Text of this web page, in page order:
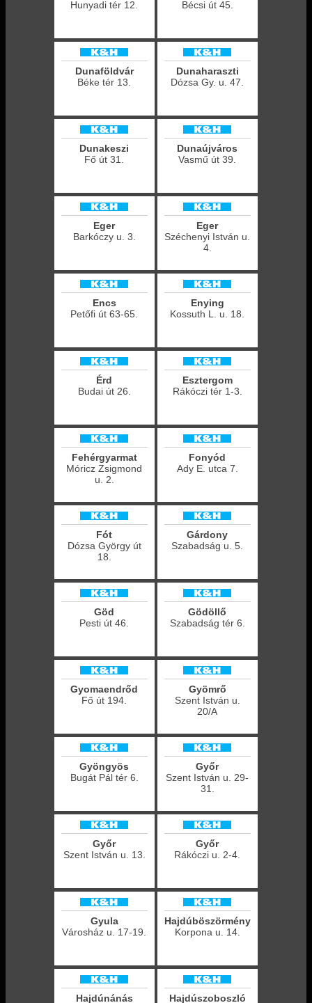
Hunyadi tér 12.
Bécsi út 45.
Dunaföldvár
Béke tér 13.
Dunaharaszti
Dózsa Gy. u. 47.
Dunakeszi
Fő út 31.
Dunaújváros
Vasmű út 39.
Eger
Barkóczy u. 3.
Eger
Széchenyi István u.
4.
Encs
Petőfi út 63-65.
Enying
Kossuth L. u. 18.
Érd
Budai út 26.
Esztergom
Rákóczi tér 1-3.
Fehérgyarmat
Móricz Zsigmond
u. 2.
Fonyód
Ady E. utca 7.
Fót
Dózsa György út
18.
Gárdony
Szabadság u. 5.
Göd
Pesti út 46.
Gödöllő
Szabadság tér 6.
Gyomaendrőd
Fő út 194.
Gyömrő
Szent István u.
20/A
Gyöngyös
Bugát Pál tér 6.
Győr
Szent István u. 29-
31.
Győr
Szent István u. 13.
Győr
Rákóczi u. 2-4.
Gyula
Városház u. 17-19.
Hajdúböszörmény
Korpona u. 14.
Hajdúnánás Hajdúszoboszló